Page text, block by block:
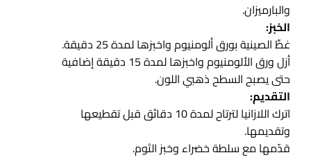
والبارميزان.
الخبز:
غطِّ الصينية بورق ألومنيوم واخبزها لمدة 25 دقيقة.
أزل ورق الألومنيوم واخبزها لمدة 15 دقيقة إضافية
حتى يصبح السطح ذهبي اللون.
التقديم:
اترك اللازانيا لترتاح لمدة 10 دقائق قبل تقطيعها
وتقديمها.
قدّمها مع سلطة خضراء وخبز الثوم.